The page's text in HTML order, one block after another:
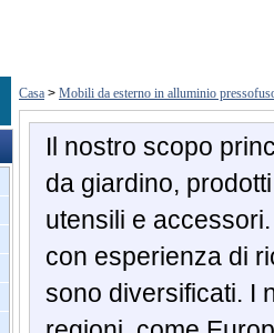
Casa > Mobili da esterno in alluminio
Il nostro scopo
da giardino,
utensili e
con esperienza di
sono diversificati. I